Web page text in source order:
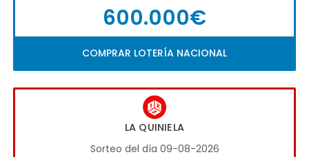
600.000€
COMPRAR LOTERÍA NACIONAL
LA QUINIELA
Sorteo del día 09-08-2026